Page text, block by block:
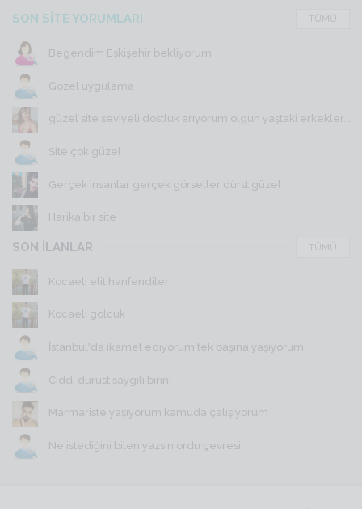
SON SİTE YORUMLARI TÜMÜ
Begendim Eskişehir bekliyorum
Gözel uygulama
güzel site seviyeli dostluk arıyorum olgun yaştaki erkekler...
Site çok güzel
Gerçek insanlar gerçek görseller dürst güzel
Harika bir site
SON İLANLAR TÜMÜ
Kocaeli elit hanfendiler
Kocaeli golcuk
İstanbul'da ikamet ediyorum tek başına yaşıyorum
Ciddi dürüst saygili birini
Marmariste yaşıyorum kamuda çalışıyorum
Ne istediğini bilen yazsın ordu çevresi